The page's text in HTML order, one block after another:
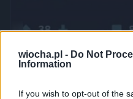
wiocha.pl - Do Not
Information
If you wish to opt-out of the